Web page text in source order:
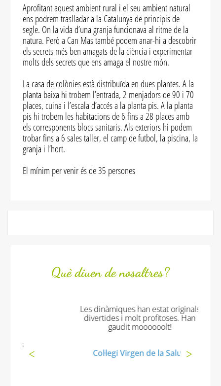
Aprofitant aquest ambient rural i el seu ambient natural
ens podrem traslladar a la Catalunya de principis de
segle. On la vida d’una granja funcionava al ritme de la
natura. Però a Can Mas també podem anar-hi a descobrir
els secrets més ben amagats de la ciència i experimentar
molts dels secrets que ens amaga el nostre món.
La casa de colònies està distribuïda en dues plantes. A la
planta baixa hi trobem l’entrada, 2 menjadors de 90 i 70
places, cuina i l’escala d’accés a la planta pis. A la planta
pis hi trobem les habitacions de 6 fins a 28 places amb
els corresponents blocs sanitaris. Als exteriors hi podem
trobar fins a 6 sales taller, el camp de futbol, la piscina, la
granja i l’hort.
El mínim per venir és de 35 persones
Què diuen de nosaltres?
Les dinàmiques han estat originals
divertides i molt profitoses. Han
gaudit moooooolt!
Col·legi Virgen de la Salud